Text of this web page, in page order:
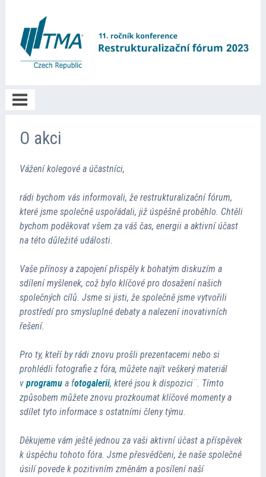
O akci
Informace
Registrace
Program
Přednášející
Kontakt
O akci
Vážení kolegové a účastníci,
rádi bychom vás informovali, že restrukturalizační fórum,
které jsme společně uspořádali, již úspěšně proběhlo. Chtěli
bychom poděkovat všem za váš čas, energii a aktivní účast
na této důležité události.
Vaše přínosy a zapojení přispěly k bohatým diskuzím a
sdílení myšlenek, což bylo klíčové pro dosažení našich
společných cílů. Jsme si jisti, že společně jsme vytvořili
prostředí pro smysluplné debaty a nalezení inovativních
řešení.
Pro ty, kteří by rádi znovu prošli prezentacemi nebo si
prohlédli fotografie z fóra, můžete najít veškerý materiál
v programua fotogalerii, které jsou k dispozici¨. Tímto
způsobem můžete znovu prozkoumat klíčové momenty a
sdílet tyto informace s ostatními členy týmu.
Děkujeme vám ještě jednou za vaši aktivní účast a příspěvek
k úspěchu tohoto fóra. Jsme přesvědčeni, že naše společné
úsilí povede k pozitivním změnám a posílení naší